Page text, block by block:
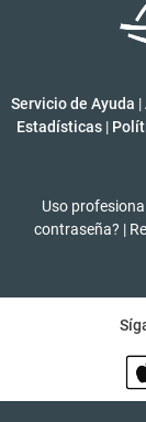
Servicio de Ayuda |
Estadísticas |
Uso
contraseña? |